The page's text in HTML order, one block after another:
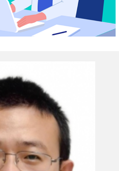
续举办了6期全国“胃肠外科新技
举办了4届广东省医学会外科学分
了2届“中国国际肠内肠外营养研
胃癌及胃肠道间质瘤学习班和
同行的领先水平，特别是胃肠
外科领域具有相当高知名度。我
国际胃癌大会（IGCC）和美国
交流，反响强烈。学科医疗技术
重大、复杂和疑难病例。近十年
和整体水平的提高，使得胃癌和